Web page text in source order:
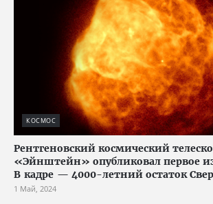
КОСМОС
Рентгеновский космический
«Эйнштейн» опубликовал первое
В кадре — 4000-летний остаток
1 Май, 2024